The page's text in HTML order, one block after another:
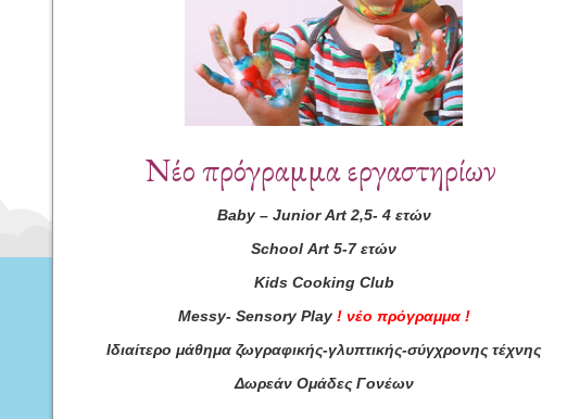
Νέο πρόγραμμα εργαστηρίων
Baby– Junior Art2,5- 4 ετών
School Art 5-7 ετών
Kids Cooking Club
Messy- Sensory Play ! νέο πρόγραμμα !
Ιδιαίτερο μάθημα ζωγραφικής-γλυπτικής-σύγχρονης τέχνης
Δωρεάν Ομάδες Γονέων